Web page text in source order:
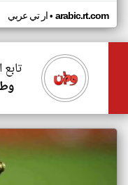
ار تي عربي• arabic.rt.com